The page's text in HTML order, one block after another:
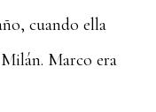
cuando ella
Marco era